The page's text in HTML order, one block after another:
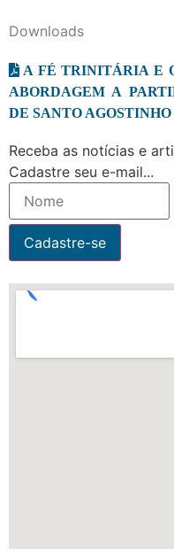
Downloads
A FÉ TRINITÁRIA E
ABORDAGEM A
DE SANTO AGOSTINHO
Receba as notícias e
Cadastre seu e-mail...